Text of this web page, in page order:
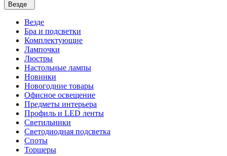
Везде
Везде
Бра и подсветки
Комплектующие
Лампочки
Люстры
Настольные лампы
Новинки
Новогодние товары
Офисное освещение
Предметы интерьера
Профиль и LED ленты
Светильники
Светодиодная подсветка
Споты
Торшеры